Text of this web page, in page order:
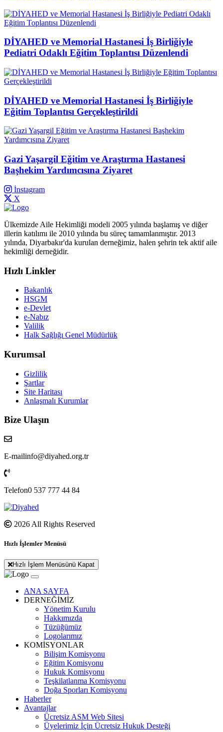
DİYAHED ve Memorial Hastanesi İş Birliğiyle
Pediatri Odaklı Eğitim Toplantısı Düzenlendi
DİYAHED ve Memorial Hastanesi İş Birliğiyle
Eğitim Toplantısı Gerçekleştirildi
Gazi Yaşargil Eğitim ve Araştırma Hastanesi
Başhekim Yardımcısına Ziyaret
İnstagram
X
Ülkemizde Aile Hekimliği modeli 2005 yılında başlamış ve diğer
illerin katılımı ile 2010 yılında bu süreç tamamlanmıştır. 2013
yılında, Diyarbakır'da kurulan derneğimiz, halen şehrin tek aktif aile
hekimliği derneğidir.
Hızlı Linkler
Bakanlık
HSGM
e-Devlet
e-Nabız
Valilik
Halk Sağlığı Genel Müdürlük
Kurumsal
Gizlilik
Şartlar
Site Haritası
Anlaşmalı Kurumlar
Bize Ulaşın
E-mailinfo@diyahed.org.tr
Telefon0 537 777 44 84
2026 All Rights Reserved
Hızlı İşlemler Menüsü
Hızlı İşlem Menüsünü Kapat
ANA SAYFA
DERNEĞİMİZ
Yönetim Kurulu
Hakkımızda
Tüzüğümüz
Logolarımız
KOMİSYONLAR
Bilişim Komisyonu
Eğitim Komisyonu
Hukuk Komisyonu
Teşkilatlanma Komisyonu
Doğa Sporları Komisyonu
Haberler
Avantajlar
Ücretsiz ASM Web Sitesi
Üyelerimiz İçin Ücretsiz Hukuk Desteği